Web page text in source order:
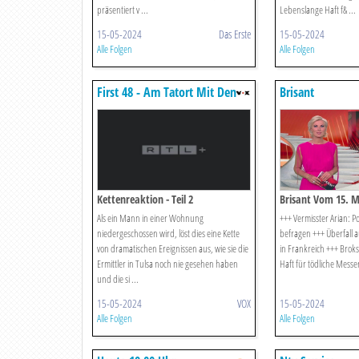
präsentiert v ...
15-05-2024 Das Erste
Alle Folgen
Lebenslange Haft f& ...
15-05-2024
Alle Folgen
First 48 - Am Tatort Mit Den
Us-ermittlern
Kettenreaktion - Teil 2
Als ein Mann in einer Wohnung
niedergeschossen wird, löst dies eine Kette
von dramatischen Ereignissen aus, wie sie die
Ermittler in Tulsa noch nie gesehen haben
und die si ...
15-05-2024 VOX
Alle Folgen
Brisant
Brisant Vom 15.
+++ Vermisster Arian:
befragen +++ Überfall
in Frankreich +++
Haft für tödliche
15-05-2024
Alle Folgen